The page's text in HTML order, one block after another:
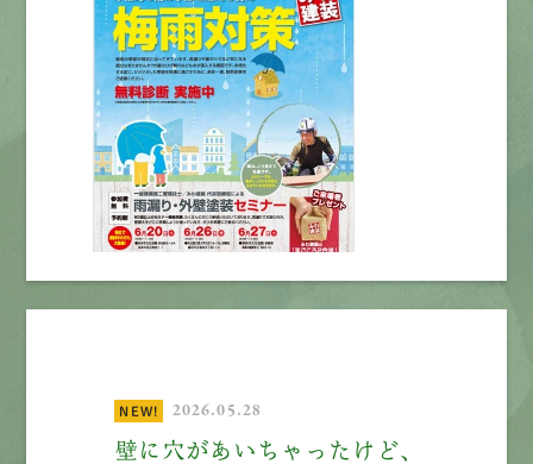
NEW!
2026.05.28
壁に穴があいちゃったけど、